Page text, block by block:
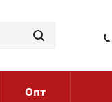
Опт